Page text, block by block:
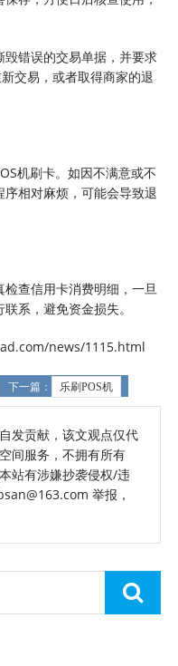
错误的交易单据，并要求
交易，或者取得商家的退
机刷卡。如因不满意或不
相对麻烦，可能会导致退
查信用卡消费明细，一旦
系，避免资金损失。
news/1115.html
下一篇： 乐刷POS机
发贡献，该文观点仅代
间服务，不拥有所有
站有涉嫌抄袭侵权/违
举报，